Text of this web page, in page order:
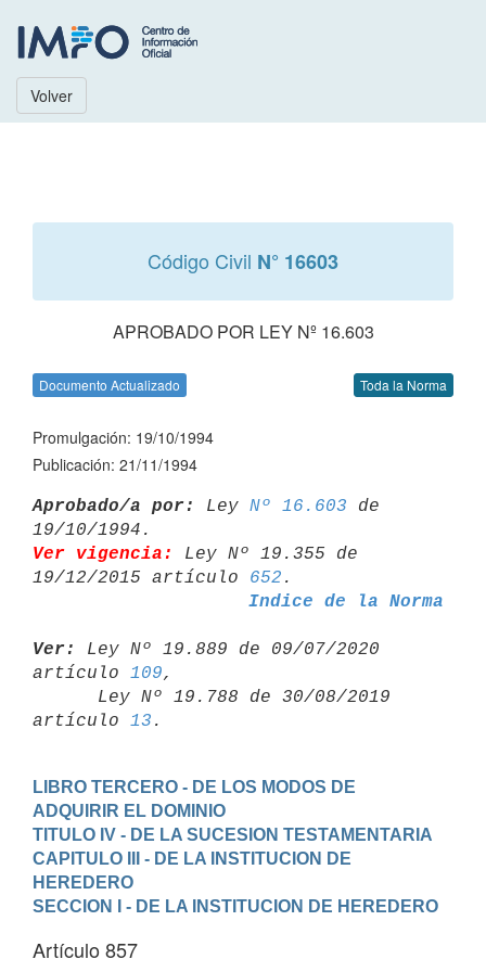
Volver
Código Civil N° 16603
APROBADO POR LEY Nº 16.603
Documento Actualizado Toda la Norma
Promulgación: 19/10/1994
Publicación: 21/11/1994
Aprobado/a por: Ley Nº 16.603 de
Ver vigencia:
Ley Nº 19.355 de
19/12/2015 artículo 652
Indice de la Norma
Ver:
Ley Nº 19.889 de 09/07/2020
artículo 109,
artículo 13
LIBRO TERCERO - DE LOS MODOS DE
ADQUIRIR EL DOMINIO
TITULO IV - DE LA SUCESION TESTAMENTARIA
CAPITULO III - DE LA INSTITUCION DE
HEREDERO
SECCION I - DE LA INSTITUCION DE HEREDERO
Artículo 857